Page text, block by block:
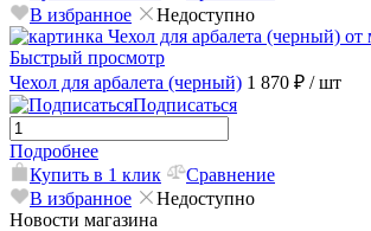
В избранное
Недоступно
Быстрый просмотр
Чехол для арбалета (черный) 1 870 ₽ / шт
Подписаться
Подробнее
Купить в 1 клик
Сравнение
В избранное
Недоступно
Новости магазина